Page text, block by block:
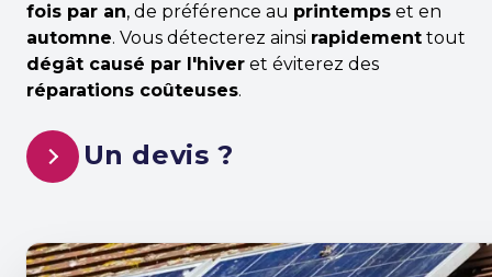
fois par an, de préférence au printemps et en
automne. Vous détecterez ainsi rapidement tout
dégât causé par l'hiver et éviterez des
réparations coûteuses.
Un devis ?